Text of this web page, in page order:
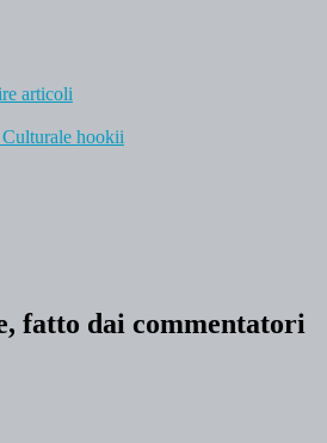
articoli
hookii
fatto dai commentatori